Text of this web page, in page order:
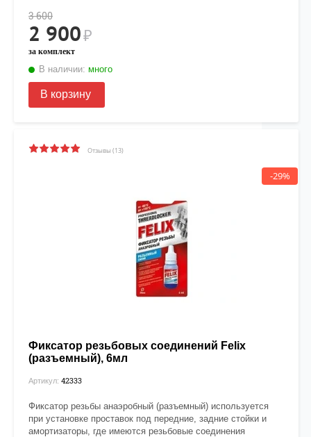
3 600
2 900₽
за комплект
В наличии: много
В корзину
Отзывы (13)
-29%
Фиксатор резьбовых соединений Felix
(разъемный), 6мл
Артикул: 42333
Фиксатор резьбы анаэробный (разъемный) используется
при установке проставок под передние, задние стойки и
амортизаторы, где имеются резьбовые соединения